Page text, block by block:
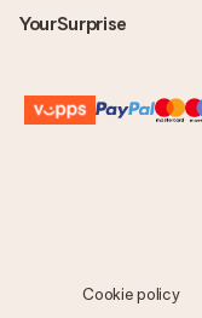
YourSurprise
Cookie policy